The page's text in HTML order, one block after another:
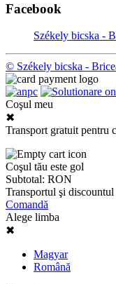
Facebook
Székely bicska -
© Székely bicska -
Coşul meu
✖
Transport gratuit pentru
Coşul tău este gol
Subtotal: RON
Transportul şi
Comandă
Alege limba
✖
Magyar
Română